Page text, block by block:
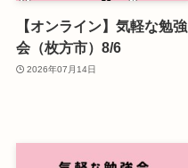
【オンライン】気軽な勉強
会（枚方市）8/6
2026年07月14日